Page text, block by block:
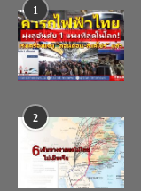
1
2